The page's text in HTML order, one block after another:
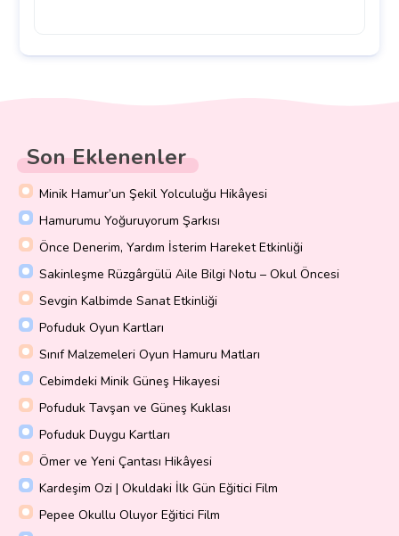
Son Eklenenler
Minik Hamur’un Şekil Yolculuğu Hikâyesi
Hamurumu Yoğuruyorum Şarkısı
Önce Denerim, Yardım İsterim Hareket Etkinliği
Sakinleşme Rüzgârgülü Aile Bilgi Notu – Okul Öncesi
Sevgin Kalbimde Sanat Etkinliği
Pofuduk Oyun Kartları
Sınıf Malzemeleri Oyun Hamuru Matları
Cebimdeki Minik Güneş Hikayesi
Pofuduk Tavşan ve Güneş Kuklası
Pofuduk Duygu Kartları
Ömer ve Yeni Çantası Hikâyesi
Kardeşim Ozi | Okuldaki İlk Gün Eğitici Film
Pepee Okullu Oluyor Eğitici Film